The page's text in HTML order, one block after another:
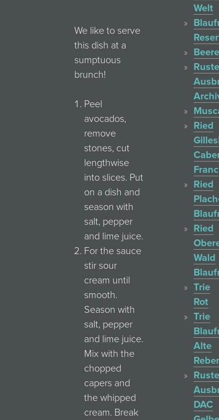
We like to serve
this dish at a
sumptuous
brunch!
Peel
avocados,
remove
stones, cut
lengthwise
into slices. Put
on a dish and
season with
salt, pepper
and lime juice.
For the sauce
stir sour
cream until
smooth.
Season with
salt, pepper
and lime juice.
Mix with the
chopped
capers and
the whipped
cream. Break
Welt
Ried
Franc
Ried
Ried
Wald
Trie
Rot
Trie
Alte
DAC